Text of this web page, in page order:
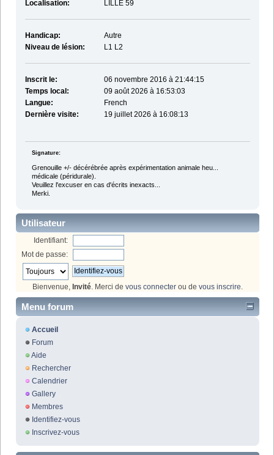
Localisation:
LILLE 59
Handicap:
Autre
Niveau de lésion:
L1 L2
Inscrit le:
06 novembre 2016 à 21:44:15
Temps local:
09 août 2026 à 16:53:03
Langue:
French
Dernière visite:
19 juillet 2026 à 16:08:13
Signature:
Grenouille +/- décérébrée après expérimentation animale heu...
médicale (péridurale).
Veuillez l'excuser en cas d'écrits inexacts...
Merki.
Utilisateur
Identifiant:
Mot de passe:
Bienvenue, Invité. Merci de vous connecter ou de vous inscrire.
Menu forum
Accueil
Forum
Aide
Rechercher
Calendrier
Gallery
Membres
Identifiez-vous
Inscrivez-vous